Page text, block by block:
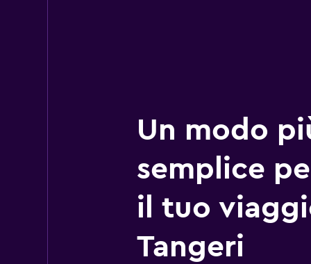
Un modo
semplice
il tuo
Tangeri